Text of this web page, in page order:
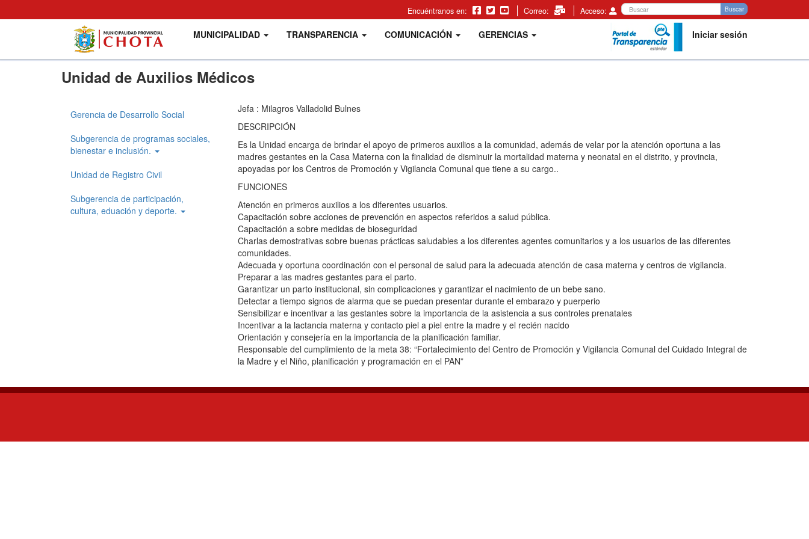
Pasar
Encuéntranos en: Correo: Acceso: Buscar
Buscar
Main
navigation
MUNICIPALIDAD TRANSPARENCIA COMUNICACIÓN GERENCIAS
User
account
menu
Iniciar sesión
Unidad de Auxilios Médicos
Gerencia
Desarrollo
Gerencia de Desarrollo Social
Subgerencia de programas sociales,
bienestar e inclusión.
Unidad de Registro Civil
Subgerencia de participación,
cultura, eduación y deporte.
Jefa : Milagros Valladolid Bulnes
DESCRIPCIÓN
Es la Unidad encarga de brindar el apoyo de primeros auxilios a la comunidad, además de velar por la atención oportuna a las
madres gestantes en la Casa Materna con la finalidad de disminuir la mortalidad materna y neonatal en el distrito, y provincia,
apoyadas por los Centros de Promoción y Vigilancia Comunal que tiene a su cargo..
FUNCIONES
Atención en primeros auxilios a los diferentes usuarios.
Capacitación sobre acciones de prevención en aspectos referidos a salud pública.
Capacitación a sobre medidas de bioseguridad
Charlas demostrativas sobre buenas prácticas saludables a los diferentes agentes comunitarios y a los usuarios de las diferentes
comunidades.
Adecuada y oportuna coordinación con el personal de salud para la adecuada atención de casa materna y centros de vigilancia.
Preparar a las madres gestantes para el parto.
Garantizar un parto institucional, sin complicaciones y garantizar el nacimiento de un bebe sano.
Detectar a tiempo signos de alarma que se puedan presentar durante el embarazo y puerperio
Sensibilizar e incentivar a las gestantes sobre la importancia de la asistencia a sus controles prenatales
Incentivar a la lactancia materna y contacto piel a piel entre la madre y el recién nacido
Orientación y consejería en la importancia de la planificación familiar.
Responsable del cumplimiento de la meta 38: “Fortalecimiento del Centro de Promoción y Vigilancia Comunal del Cuidado Integral de
la Madre y el Niño, planificación y programación en el PAN”